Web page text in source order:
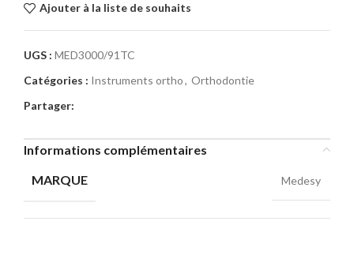
Ajouter à la liste de souhaits
UGS : MED3000/91TC
Catégories : Instruments ortho, Orthodontie
Partager:
Informations complémentaires
MARQUE
Medesy